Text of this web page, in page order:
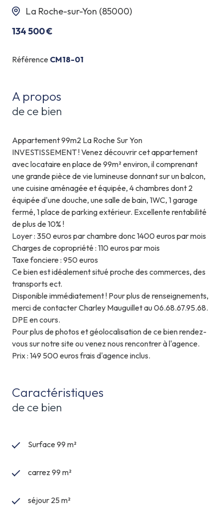
La Roche-sur-Yon (85000)
134 500 €
Référence CM18-01
A propos
de ce bien
Appartement 99m2 La Roche Sur Yon
INVESTISSEMENT ! Venez découvrir cet appartement
avec locataire en place de 99m² environ, il comprenant
une grande pièce de vie lumineuse donnant sur un balcon,
une cuisine aménagée et équipée, 4 chambres dont 2
équipée d'une douche, une salle de bain, 1WC, 1 garage
fermé, 1 place de parking extérieur. Excellente rentabilité
de plus de 10% !
Loyer : 350 euros par chambre donc 1400 euros par mois
Charges de copropriété : 110 euros par mois
Taxe fonciere : 950 euros
Ce bien est idéalement situé proche des commerces, des
transports ect.
Disponible immédiatement ! Pour plus de renseignements,
merci de contacter Charley Mauguillet au 06.68.67.95.68.
DPE en cours.
Pour plus de photos et géolocalisation de ce bien rendez-
vous sur notre site ou venez nous rencontrer à l'agence.
Prix : 149 500 euros frais d'agence inclus.
Caractéristiques
de ce bien
Surface 99 m²
carrez 99 m²
séjour 25 m²